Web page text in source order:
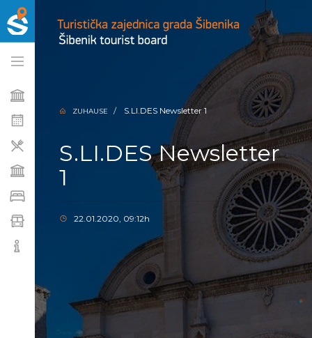
ZUHAUSE S.LI.DES Newsletter 1
S.LI.DES Newsletter
1
22.01.2020, 09:12h